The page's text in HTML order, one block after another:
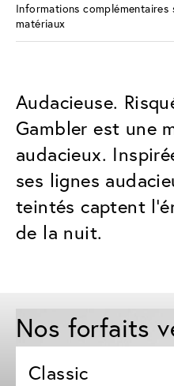
Informations
matériaux
Audacieuse.
Gambler est une
audacieux.
ses lignes
teintés captent
de la nuit.
Nos forfaits
Classic